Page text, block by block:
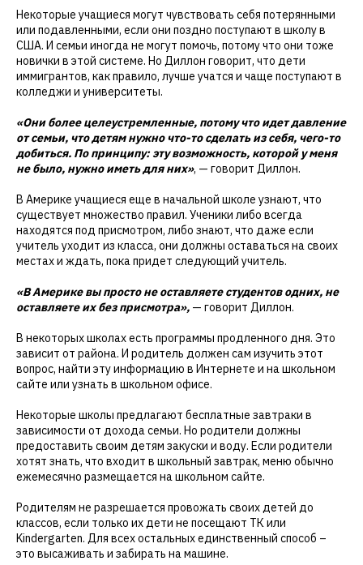
Некоторые учащиеся могут чувствовать себя потерянными
или подавленными, если они поздно поступают в школу в
США. И семьи иногда не могут помочь, потому что они тоже
новички в этой системе. Но Диллон говорит, что дети
иммигрантов, как правило, лучше учатся и чаще поступают в
колледжи и университеты.
«Они более целеустремленные, потому что идет давление
от семьи, что детям нужно что-то сделать из себя, чего-то
добиться. По принципу: эту возможность, которой у меня
не было, нужно иметь для них», — говорит Диллон.
В Америке учащиеся еще в начальной школе узнают, что
существует множество правил. Ученики либо всегда
находятся под присмотром, либо знают, что даже если
учитель уходит из класса, они должны оставаться на своих
местах и ждать, пока придет следующий учитель.
«В Америке вы просто не оставляете студентов одних, не
оставляете их без присмотра», — говорит Диллон.
В некоторых школах есть программы продленного дня. Это
зависит от района. И родитель должен сам изучить этот
вопрос, найти эту информацию в Интернете и на школьном
сайте или узнать в школьном офисе.
Некоторые школы предлагают бесплатные завтраки в
зависимости от дохода семьи. Но родители должны
предоставить своим детям закуски и воду. Если родители
хотят знать, что входит в школьный завтрак, меню обычно
ежемесячно размещается на школьном сайте.
Родителям не разрешается провожать своих детей до
классов, если только их дети не посещают ТК или
Kindergarten. Для всех остальных единственный способ –
это высаживать и забирать на машине.